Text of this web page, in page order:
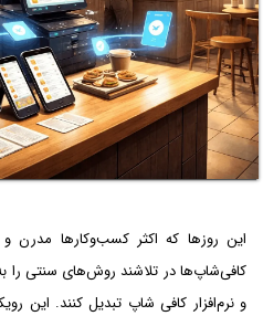
این روزها که اکثر کسب‌وکارها مدرن
کافی‌شاپ‌ها در تلاشند روش‌های سنتی را به
و نرم‌افزار کافی شاپ تبدیل کنند. این